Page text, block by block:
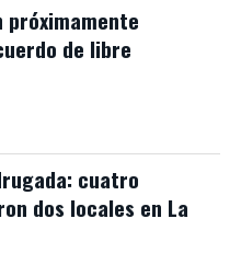
próximamente
de libre
cuatro
dos locales en La